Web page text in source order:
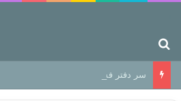
سر دفتر فساد در زمین‌، دوری